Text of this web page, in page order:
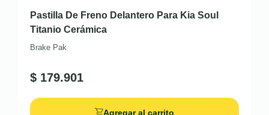
Pastilla De Freno Delantero Para Kia Soul
Titanio Cerámica
Brake Pak
$ 179.901
Agregar al carrito